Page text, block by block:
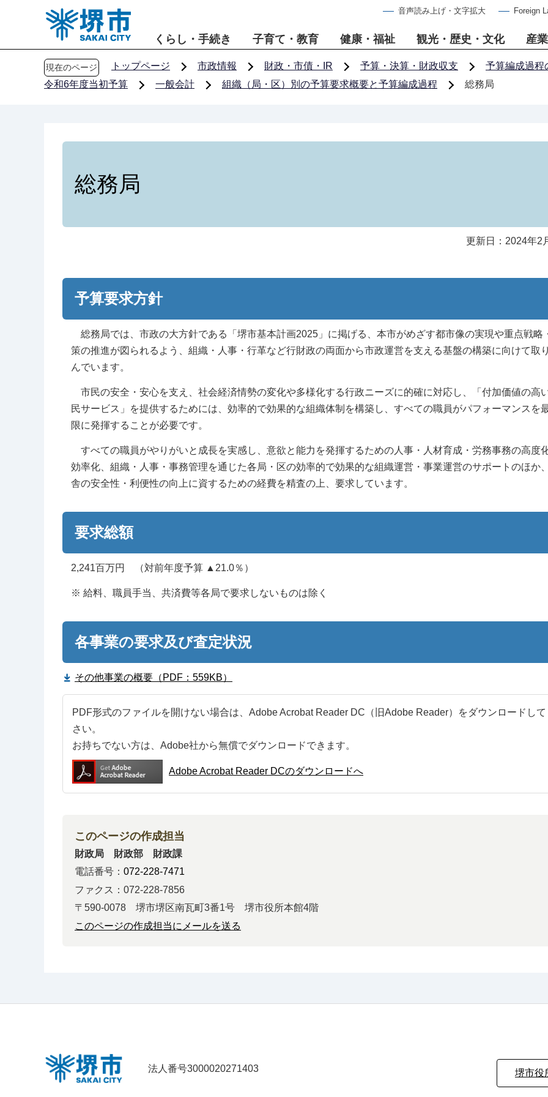
音声読み上げ・文字拡大 Foreign
くらし・手続き 子育て・教育 健康・福祉 観光・歴史・文化 産
現在のページ トップページ 市政情報 財政・市債・IR 予算・決算・財政収支
予算編成過程
令和6年度当初予算
一般会計 組織（局・区）別の予算要求概要と予算編成過程 総務局
総務局
更新日：2024年2
予算要求方針
総務局では、市政の大方針である「堺市基本計画2025」に掲げる、本市がめざす都市像の実現や重点戦略
策の推進が図られるよう、組織・人事・行革など行財政の両面から市政運営を支える基盤の構築に向けて取
んでいます。
市民の安全・安心を支え、社会経済情勢の変化や多様化する行政ニーズに的確に対応し、「付加価値の高
民サービス」を提供するためには、効率的で効果的な組織体制を構築し、すべての職員がパフォーマンスを
限に発揮することが必要です。
すべての職員がやりがいと成長を実感し、意欲と能力を発揮するための人事・人材育成・労務事務の高度
効率化、組織・人事・事務管理を通じた各局・区の効率的で効果的な組織運営・事業運営のサポートのほか
舎の安全性・利便性の向上に資するための経費を精査の上、要求しています。
要求総額
2,241百万円 （対前年度予算 ▲21.0％）
※ 給料、職員手当、共済費等各局で要求しないものは除く
各事業の要求及び査定状況
その他事業の概要（PDF：559KB）
PDF形式のファイルを開けない場合は、Adobe Acrobat Reader DC（旧Adobe Reader）をダウンロードし
さい。
お持ちでない方は、Adobe社から無償でダウンロードできます。
Adobe Acrobat Reader DCのダウンロードへ
このページの作成担当
財政局 財政部 財政課
電話番号： 072-228-7471
ファクス：072-228-7856
〒590-0078 堺市堺区南瓦町3番1号 堺市役所本館4階
このページの作成担当にメールを送る
法人番号3000020271403 堺市役